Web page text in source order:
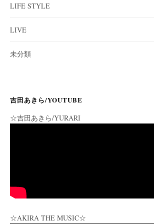
LIFE STYLE
LIVE
未分類
吉田あきら/YOUTUBE
☆吉田あきら/YURARI
☆AKIRA THE MUSIC☆